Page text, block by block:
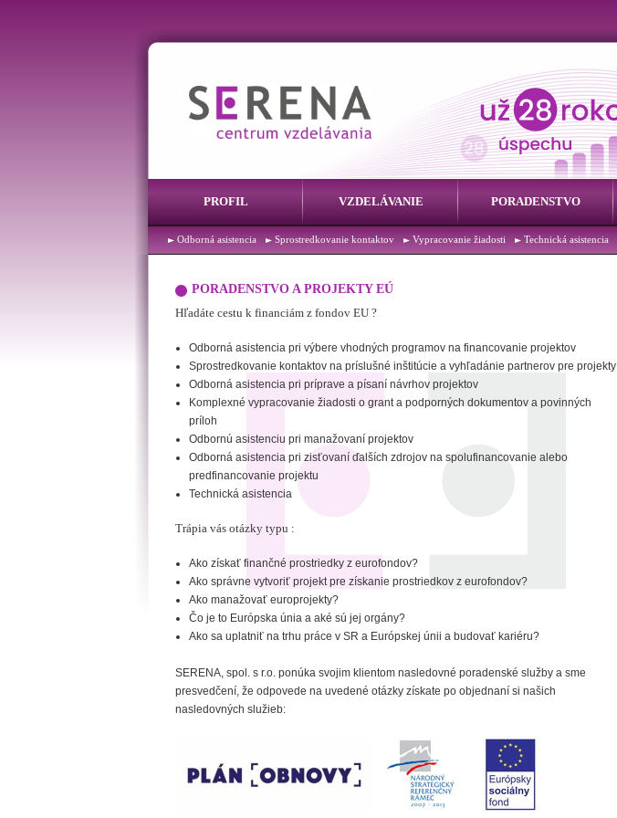
PROFIL VZDELÁVANIE PORADENSTVO
Odborná asistencia Sprostredkovanie kontaktov Vypracovanie žiadosti Technická asistencia
PORADENSTVO A PROJEKTY EÚ
Hľadáte cestu k financiám z fondov EU ?
Odborná asistencia pri výbere vhodných programov na financovanie projektov
Sprostredkovanie kontaktov na príslušné inštitúcie a vyhľadánie partnerov pre projekty
Odborná asistencia pri príprave a písaní návrhov projektov
Komplexné vypracovanie žiadosti o grant a podporných dokumentov a povinných
príloh
Odbornú asistenciu pri manažovaní projektov
Odborná asistencia pri zisťovaní ďalších zdrojov na spolufinancovanie alebo
predfinancovanie projektu
Technická asistencia
Trápia vás otázky typu :
Ako získať finančné prostriedky z eurofondov?
Ako správne vytvoriť projekt pre získanie prostriedkov z eurofondov?
Ako manažovať europrojekty?
Čo je to Európska únia a aké sú jej orgány?
Ako sa uplatniť na trhu práce v SR a Európskej únii a budovať kariéru?
SERENA, spol. s r.o. ponúka svojim klientom nasledovné poradenské služby a sme
presvedčení, že odpovede na uvedené otázky získate po objednaní si našich
nasledovných služieb: